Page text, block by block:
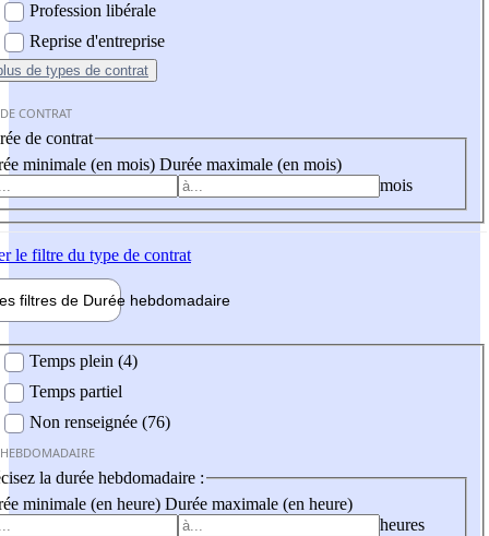
Profession libérale
Reprise d'entreprise
de types de contrat
CONTRAT
de contrat
minimale (en mois) Durée maximale (en mois)
mois
le filtre du type de contrat
filtres de Durée hebdomadaire
Temps plein (4)
Temps partiel
Non renseignée (76)
la durée hebdomadaire :
minimale (en heure) Durée maximale (en heure)
heures